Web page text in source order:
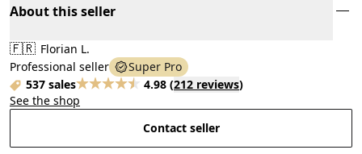
About this seller
🇫🇷 Florian L.
Professional seller
Super Pro
537 sales
4.98 (212 reviews)
See the shop
Contact seller